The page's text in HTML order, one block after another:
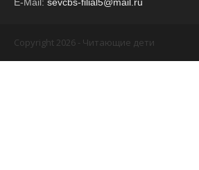
Copyright 2026 - Читающие дети